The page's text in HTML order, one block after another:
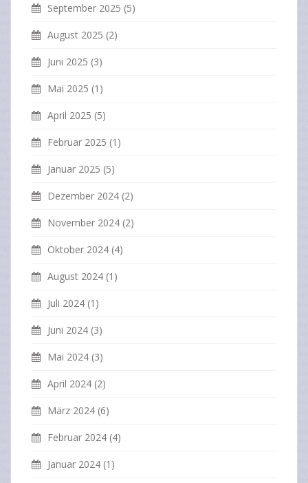
September 2025 (5)
August 2025 (2)
Juni 2025 (3)
Mai 2025 (1)
April 2025 (5)
Februar 2025 (1)
Januar 2025 (5)
Dezember 2024 (2)
November 2024 (2)
Oktober 2024 (4)
August 2024 (1)
Juli 2024 (1)
Juni 2024 (3)
Mai 2024 (3)
April 2024 (2)
März 2024 (6)
Februar 2024 (4)
Januar 2024 (1)